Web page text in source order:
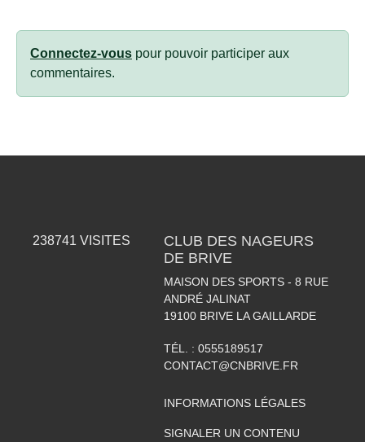
Connectez-vous pour pouvoir participer aux
commentaires.
238741 VISITES
CLUB DES NAGEURS
DE BRIVE
MAISON DES SPORTS - 8 RUE
ANDRÉ JALINAT
19100 BRIVE LA GAILLARDE
TÉL. : 0555189517
CONTACT@CNBRIVE.FR
INFORMATIONS LÉGALES
SIGNALER UN CONTENU